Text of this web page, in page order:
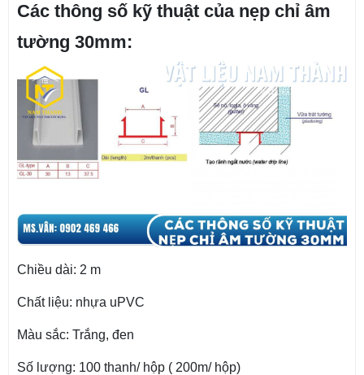
Các thông số kỹ thuật của nẹp chỉ âm
tường 30mm:
Chiều dài: 2 m
Chất liệu: nhựa uPVC
Màu sắc: Trắng, đen
Số lượng: 100 thanh/ hộp ( 200m/ hộp)